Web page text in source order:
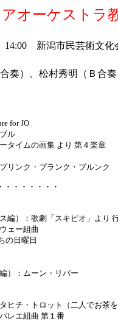
オーケストラ
14:00 新潟市民芸術文
奏）、松村秀明（Ｂ合
for JO
ル
ムの画集 より 第４楽章
ク・プランク・プルンク
・・・・・・・
編）：歌劇「スキピオ」より
ェー組曲
日曜日
）：ムーン・リバー
ヒチ・トロット（二人でお茶
レエ組曲 第１番